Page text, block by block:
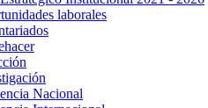
laborales
Nacional